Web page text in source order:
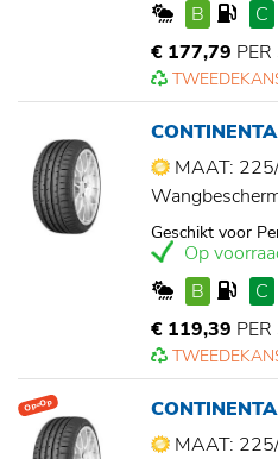
B
C
€ 177,79
MAAT:
Geschikt voor
Op
B
C
€ 119,39
Op=Op
MAAT: